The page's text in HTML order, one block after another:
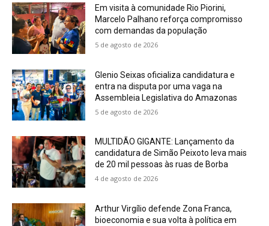
Em visita à comunidade Rio Piorini,
Marcelo Palhano reforça compromisso
com demandas da população
5 de agosto de 2026
Glenio Seixas oficializa candidatura e
entra na disputa por uma vaga na
Assembleia Legislativa do Amazonas
5 de agosto de 2026
MULTIDÃO GIGANTE: Lançamento da
candidatura de Simão Peixoto leva mais
de 20 mil pessoas às ruas de Borba
4 de agosto de 2026
Arthur Virgílio defende Zona Franca,
bioeconomia e sua volta à política em